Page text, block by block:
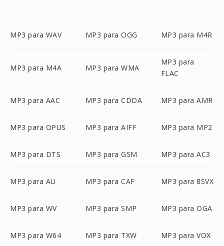
MP3 para WAV MP3 para OGG MP3 para M4R
MP3 para M4A MP3 para WMA
MP3 para
FLAC
MP3 para AAC MP3 para CDDA MP3 para AMR
MP3 para OPUS MP3 para AIFF MP3 para MP2
MP3 para DTS MP3 para GSM MP3 para AC3
MP3 para AU MP3 para CAF MP3 para 8SVX
MP3 para WV MP3 para SMP MP3 para OGA
MP3 para W64 MP3 para TXW MP3 para VOX